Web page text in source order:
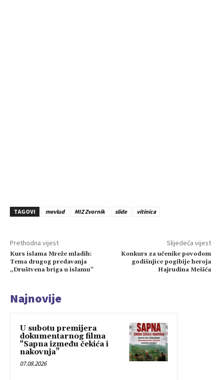
TAGOVI mevlud MIZ Zvornik slide vitinica
Prethodna vijest
Kurs islama Mreže mladih:
Tema drugog predavanja
„Društvena briga u islamu“
Slijedeća vijest
Konkurs za učenike povodom
godišnjice pogibije heroja
Hajrudina Mešića
Najnovije
U subotu premijera
dokumentarnog filma
“Sapna između čekića i
nakovnja”
07.08.2026